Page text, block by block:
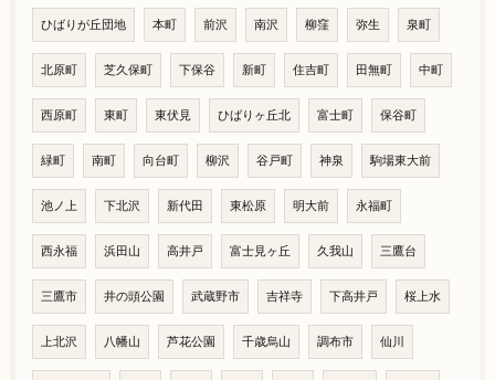
ひばりが丘団地 本町 前沢 南沢 柳窪 弥生 泉町
北原町 芝久保町 下保谷 新町 住吉町 田無町 中町
西原町 東町 東伏見 ひばりヶ丘北 富士町 保谷町
緑町 南町 向台町 柳沢 谷戸町 神泉 駒場東大前
池ノ上 下北沢 新代田 東松原 明大前 永福町
西永福 浜田山 高井戸 富士見ヶ丘 久我山 三鷹台
三鷹市 井の頭公園 武蔵野市 吉祥寺 下高井戸 桜上水
上北沢 八幡山 芦花公園 千歳烏山 調布市 仙川